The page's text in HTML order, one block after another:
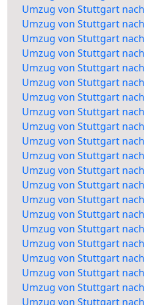
Umzug von Stuttgart
Umzug von Stuttgart
Umzug von Stuttgart
Umzug von Stuttgart
Umzug von Stuttgart
Umzug von Stuttgart
Umzug von Stuttgart
Umzug von Stuttgart
Umzug von Stuttgart
Umzug von Stuttgart
Umzug von Stuttgart
Umzug von Stuttgart
Umzug von Stuttgart
Umzug von Stuttgart
Umzug von Stuttgart
Umzug von Stuttgart
Umzug von Stuttgart
Umzug von Stuttgart
Umzug von Stuttgart
Umzug von Stuttgart
Umzug von Stuttgart